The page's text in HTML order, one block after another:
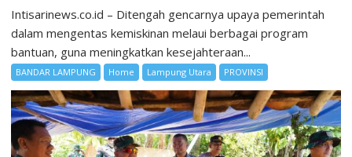
Intisarinews.co.id – Ditengah gencarnya upaya pemerintah
dalam mengentas kemiskinan melaui berbagai program
bantuan, guna meningkatkan kesejahteraan...
BANDAR LAMPUNG Home Lampung Utara PROVINSI